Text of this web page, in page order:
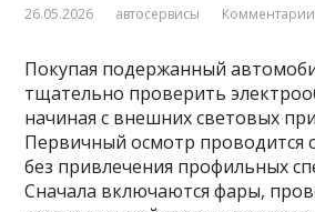
26.05.2026 автосервисы
Покупая подержанный
тщательно проверить
начиная с внешних световых
Первичный осмотр проводится
без привлечения профильных
Сначала включаются фары,